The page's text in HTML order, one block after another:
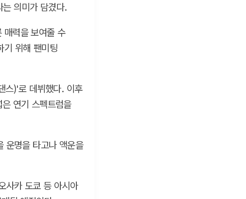
의미가 담겼다.
매력을 보여줄 수
기 위해 팬미팅
)'로 데뷔했다. 이후
연기 스펙트럼을
운명을 타고나 액운을
사카 도쿄 등 아시아